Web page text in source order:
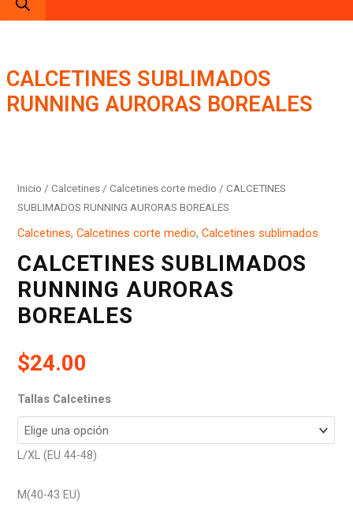
CALCETINES SUBLIMADOS
RUNNING AURORAS BOREALES
Inicio /Calcetines /Calcetines corte medio / CALCETINES
SUBLIMADOS RUNNING AURORAS BOREALES
Calcetines,Calcetines corte medio,Calcetines sublimados
CALCETINES SUBLIMADOS
RUNNING AURORAS
BOREALES
$24.00
Tallas Calcetines
L/XL (EU 44-48)
M(40-43 EU)
RUNNING
AURORAS
BOREALES